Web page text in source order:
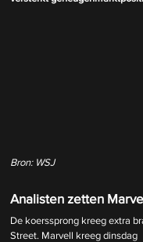
Bron: WSJ
Analisten zetten
De koerssprong kreeg extra
Street. Marvell kreeg dinsdag